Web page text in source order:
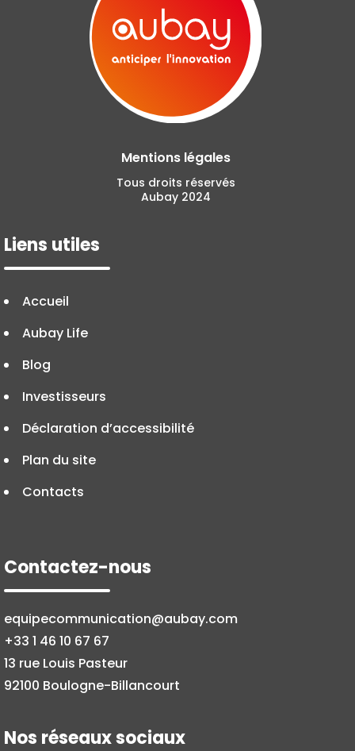
Mentions légales
Tous droits réservés
Aubay 2024
Liens utiles
Accueil
Aubay Life
Blog
Investisseurs
Déclaration d’accessibilité
Plan du site
Contacts
Contactez-nous
equipecommunication@aubay.com
+33 1 46 10 67 67
13 rue Louis Pasteur
92100 Boulogne-Billancourt
Nos réseaux sociaux